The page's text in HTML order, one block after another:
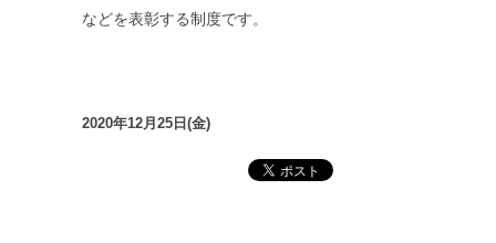
などを表彰する制度です。
2020年12月25日(金)